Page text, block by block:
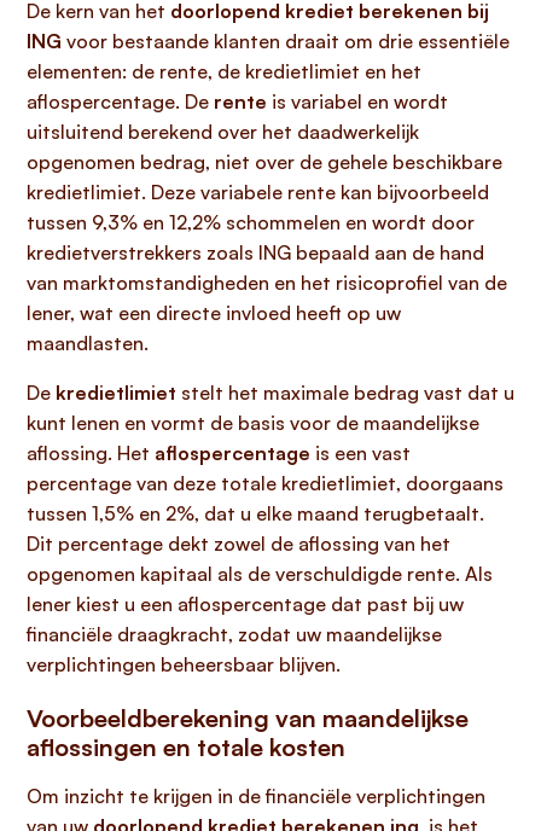
De kern van het doorlopend krediet berekenen bij
ING voor bestaande klanten draait om drie essentiële
elementen: de rente, de kredietlimiet en het
aflospercentage. De rente is variabel en wordt
uitsluitend berekend over het daadwerkelijk
opgenomen bedrag, niet over de gehele beschikbare
kredietlimiet. Deze variabele rente kan bijvoorbeeld
tussen 9,3% en 12,2% schommelen en wordt door
kredietverstrekkers zoals ING bepaald aan de hand
van marktomstandigheden en het risicoprofiel van de
lener, wat een directe invloed heeft op uw
maandlasten.
De kredietlimiet stelt het maximale bedrag vast dat u
kunt lenen en vormt de basis voor de maandelijkse
aflossing. Het aflospercentage is een vast
percentage van deze totale kredietlimiet, doorgaans
tussen 1,5% en 2%, dat u elke maand terugbetaalt.
Dit percentage dekt zowel de aflossing van het
opgenomen kapitaal als de verschuldigde rente. Als
lener kiest u een aflospercentage dat past bij uw
financiële draagkracht, zodat uw maandelijkse
verplichtingen beheersbaar blijven.
Voorbeeldberekening van maandelijkse
aflossingen en totale kosten
Om inzicht te krijgen in de financiële verplichtingen
van uw doorlopend krediet berekenen ing , is het